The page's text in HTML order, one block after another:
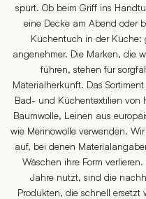
spürt. Ob beim Griff ins
eine Decke am Abend oder
Küchentuch in der Küche:
angenehmer. Die Marken, die
führen, stehen für
Materialherkunft. Das
Bad- und Küchentextilien von
Baumwolle, Leinen aus
wie Merinowolle verwenden.
auf, bei denen
Wäschen ihre Form
Jahre nutzt, sind die
Produkten, die schnell ersetzt